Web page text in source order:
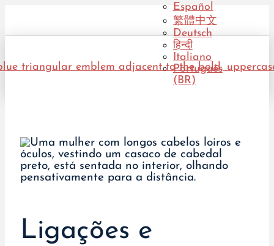
Español
繁體中文
Deutsch
हिन्दी
Italiano
Português
(BR)
Ligações e